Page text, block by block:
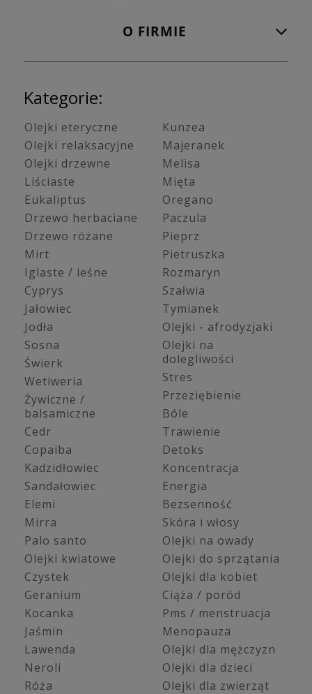
O FIRMIE
Kategorie:
Olejki eteryczne
Olejki relaksacyjne
Olejki drzewne
Liściaste
Eukaliptus
Drzewo herbaciane
Drzewo różane
Mirt
Iglaste / leśne
Cyprys
Jałowiec
Jodła
Sosna
Świerk
Wetiweria
Żywiczne /
balsamiczne
Cedr
Copaiba
Kadzidłowiec
Sandałowiec
Elemi
Mirra
Palo santo
Olejki kwiatowe
Czystek
Geranium
Kocanka
Jaśmin
Lawenda
Neroli
Róża
Kunzea
Majeranek
Melisa
Mięta
Oregano
Paczula
Pieprz
Pietruszka
Rozmaryn
Szałwia
Tymianek
Olejki - afrodyzjaki
Olejki na
dolegliwości
Stres
Przeziębienie
Bóle
Trawienie
Detoks
Koncentracja
Energia
Bezsenność
Skóra i włosy
Olejki na owady
Olejki do sprzątania
Olejki dla kobiet
Ciąża / poród
Pms / menstruacja
Menopauza
Olejki dla mężczyzn
Olejki dla dzieci
Olejki dla zwierząt